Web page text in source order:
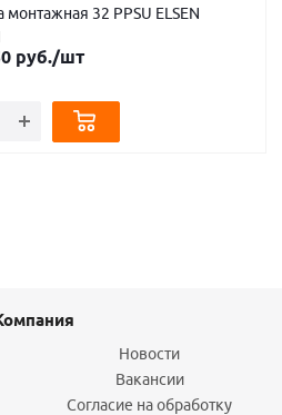
монтажная 32 PPSU ELSEN
руб./шт
Новости
Вакансии
Согласие на обработку